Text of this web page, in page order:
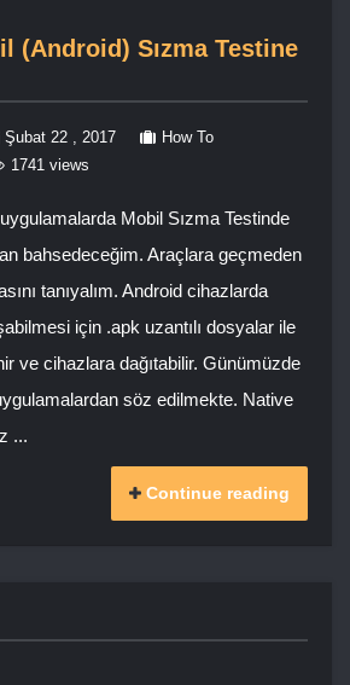
(Android) Sızma Testine
Şubat 22 , 2017
How To
1741 views
Mobil Sızma Testinde
bahsedeceğim. Araçlara geçmeden
tanıyalım. Android cihazlarda
için .apk uzantılı dosyalar ile
ve cihazlara dağıtabilir. Günümüzde
söz edilmekte. Native
...
Continue reading